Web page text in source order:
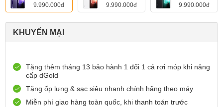
9.990.000đ 9.990.000đ 9.990.000đ
KHUYẾN MẠI
Tặng thêm tháng 13 bảo hành 1 đổi 1 cả rơi móp khi nâng
cấp dGold
Tặng ốp lưng & sạc siêu nhanh chính hãng theo máy
Miễn phí giao hàng toàn quốc, khi thanh toán trước